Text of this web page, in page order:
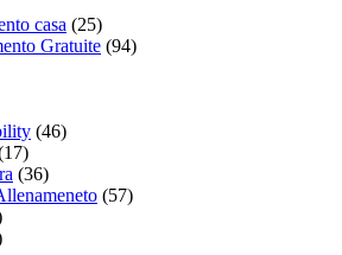
casa (25)
Gratuite (94)
(46)
(36)
(57)